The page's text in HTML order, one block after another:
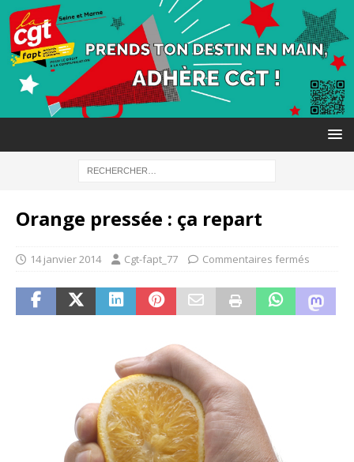
Orange pressée : ça repart
14 janvier 2014 Cgt-fapt_77 Commentaires fermés